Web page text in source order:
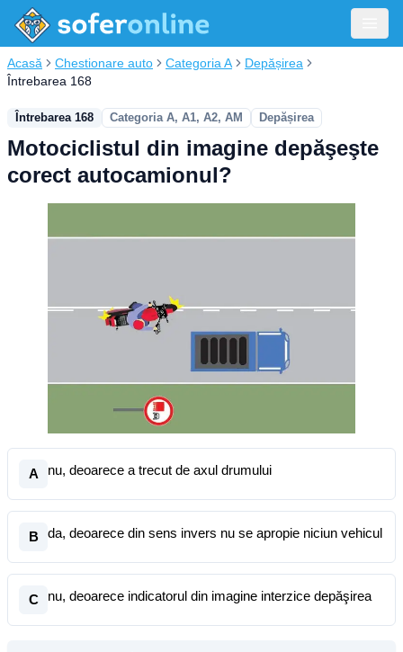
Acasă Chestionare auto Categoria A
Depășirea
Întrebarea 168
Întrebarea 168 Categoria A, A1, A2, AM Depășirea
Motociclistul din imagine depăşeşte
corect autocamionul?
A nu, deoarece a trecut de axul drumului
B da, deoarece din sens invers nu se apropie niciun vehicul
C nu, deoarece indicatorul din imagine interzice depăşirea